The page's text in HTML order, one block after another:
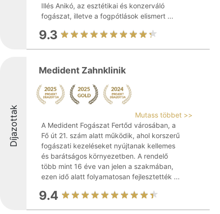
Illés Anikó, az esztétikai és konzerváló
fogászat, illetve a fogpótlások elismert ...
9.3
Díjazottak
Medident Zahnklinik
Mutass többet >>
A Medident Fogászat Fertőd városában, a
Fő út 21. szám alatt működik, ahol korszerű
fogászati kezeléseket nyújtanak kellemes
és barátságos környezetben. A rendelő
több mint 16 éve van jelen a szakmában,
ezen idő alatt folyamatosan fejlesztették ...
9.4